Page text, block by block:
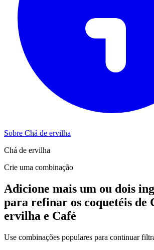
Sobre Chá de ervilha
Chá de ervilha
Crie uma combinação
Adicione mais um ou dois
para refinar os coquetéis de
ervilha e Café
Use combinações populares para continuar